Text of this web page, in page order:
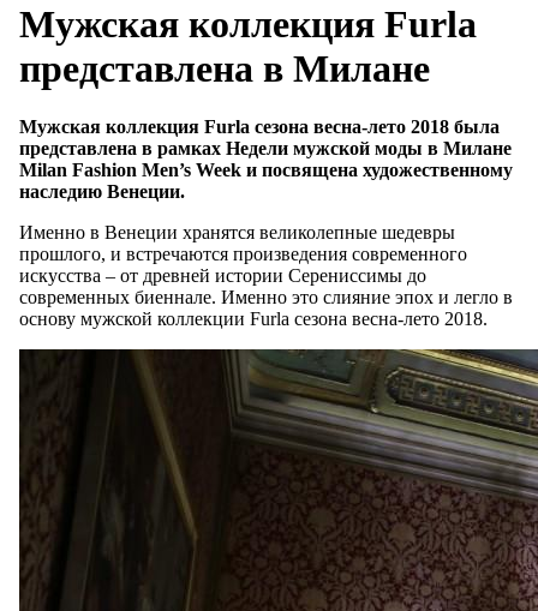
Мужская коллекция Furla
представлена в Милане
Мужская коллекция Furla сезона весна-лето 2018 была
представлена в рамках Недели мужской моды в Милане
Milan Fashion Men’s Week и посвящена художественному
наследию Венеции.
Именно в Венеции хранятся великолепные шедевры
прошлого, и встречаются произведения современного
искусства – от древней истории Серениссимы до
современных биеннале. Именно это слияние эпох и легло в
основу мужской коллекции Furla сезона весна-лето 2018.